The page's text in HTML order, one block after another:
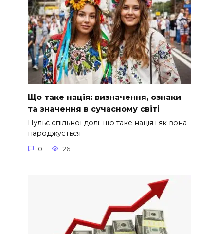
Що таке нація: визначення, ознаки
та значення в сучасному світі
Пульс спільної долі: що таке нація і як вона
народжується
0 26